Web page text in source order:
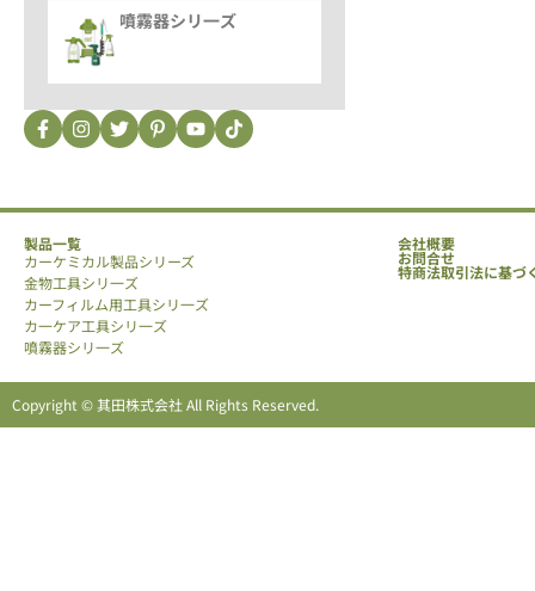
噴霧器シリ一ズ
製品一覧
カーケミカル製品シリーズ
金物工具シリ一ズ
カーフィルム用工具シリ一ズ
カ一ケア工具シリ一ズ
噴霧器シリ一ズ
会社概要
お問合せ
特商法取引法に基づ
Copyright © 其田株式会社 All Rights Reserved.